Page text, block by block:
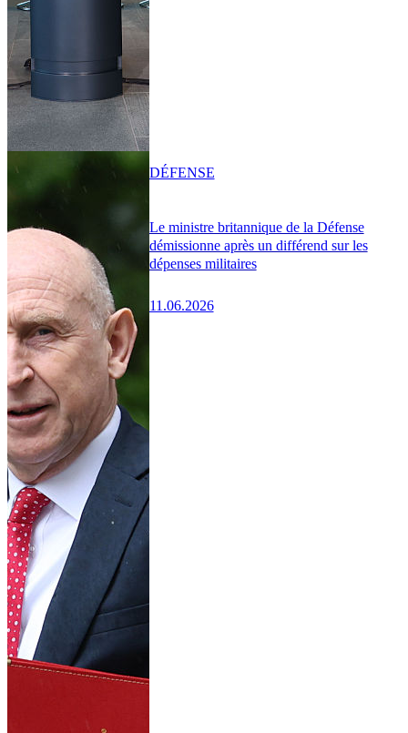
Le ministre britannique de la Défense
démissionne après un différend sur les
dépenses militaires
11.06.2026
DÉFENSE